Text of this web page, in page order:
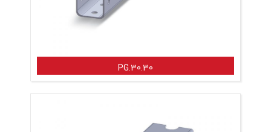
PG.30.30